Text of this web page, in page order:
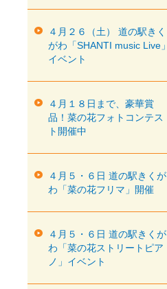
４月２６（土） 道の駅きく
がわ「SHANTI music Live」
イベント
４月１８日まで、豪華賞
品！菜の花フォトコンテス
ト開催中
４月５・６日 道の駅きくが
わ「菜の花フリマ」開催
４月５・６日 道の駅きくが
わ「菜の花ストリートピア
ノ」イベント